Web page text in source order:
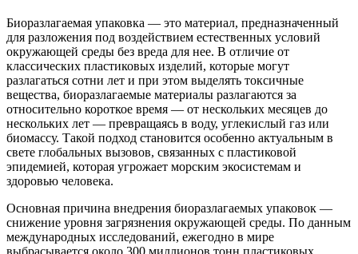
Биоразлагаемая упаковка — это материал, предназначенный
для разложения под воздействием естественных условий
окружающей среды без вреда для нее. В отличие от
классических пластиковых изделий, которые могут
разлагаться сотни лет и при этом выделять токсичные
вещества, биоразлагаемые материалы разлагаются за
относительно короткое время — от нескольких месяцев до
нескольких лет — превращаясь в воду, углекислый газ или
биомассу. Такой подход становится особенно актуальным в
свете глобальных вызовов, связанных с пластиковой
эпидемией, которая угрожает морским экосистемам и
здоровью человека.
Основная причина внедрения биоразлагаемых упаковок —
снижение уровня загрязнения окружающей среды. По данным
международных исследований, ежегодно в мире
выбрасывается около 300 миллионов тонн пластиковых